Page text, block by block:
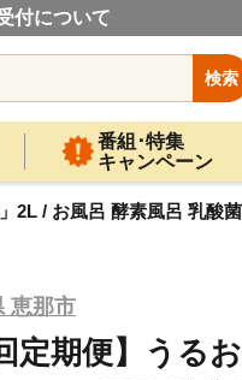
付について
検索
番組･特集
キャンペーン
2L / お風呂 酵素風呂 乳酸
恵那市
定期便】うる